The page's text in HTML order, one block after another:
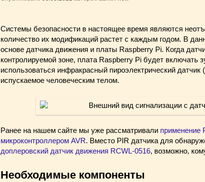
Системы безопасности в настоящее время являются
количество их модификаций растет с каждым годом. В
основе датчика движения и платы Raspberry Pi. Когда
контролируемой зоне, плата Raspberry Pi будет включать
использоваться инфракрасный пироэлектрический
испускаемое человеческим телом.
Ранее на нашем сайте мы уже рассматривали применение
микроконтроллером AVR. Вместо PIR датчика для
доплеровский датчик движения RCWL-0516, возможно,
Необходимые компоненты